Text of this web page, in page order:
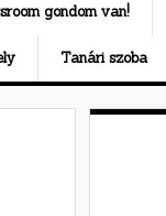
gondom van!
Tanári szoba